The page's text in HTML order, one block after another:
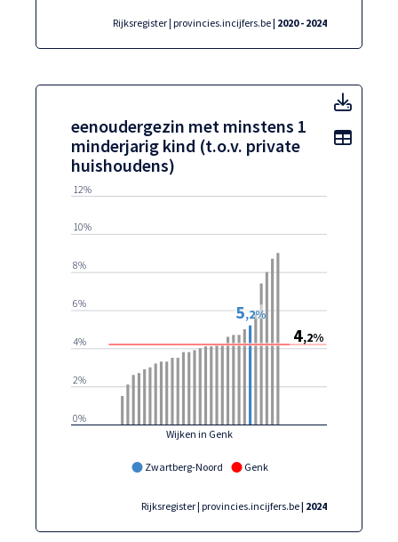
Rijksregister | provincies.incijfers.be| 2020 - 2024
eenoudergezin met minstens 1
minderjarig kind (t.o.v. private
huishoudens)
Zwartberg-Noord Genk
Wijken in Genk
0%
2%
4%
6%
8%
10%
12%
5,2%
4,2%
Rijksregister | provincies.incijfers.be| 2024
Toon